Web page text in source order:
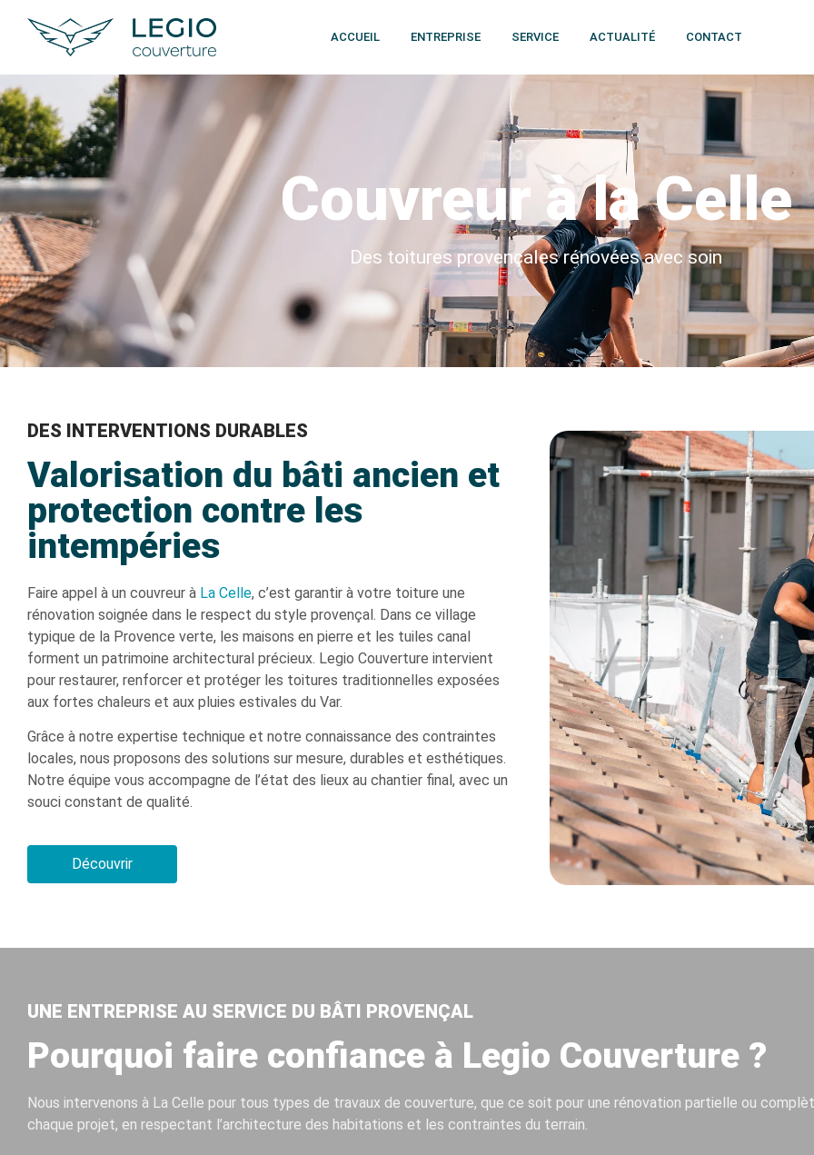
ACCUEIL ENTREPRISE SERVICE ACTUALITÉ CONTACT
Couvreur à la Celle
Des toitures provençales rénovées avec soin
DES INTERVENTIONS DURABLES
Valorisation du bâti ancien et
protection contre les
intempéries
Faire appel à un couvreur à La Celle, c’est garantir à votre toiture une
rénovation soignée dans le respect du style provençal. Dans ce village
typique de la Provence verte, les maisons en pierre et les tuiles canal
forment un patrimoine architectural précieux. Legio Couverture intervient
pour restaurer, renforcer et protéger les toitures traditionnelles exposées
aux fortes chaleurs et aux pluies estivales du Var.
Grâce à notre expertise technique et notre connaissance des contraintes
locales, nous proposons des solutions sur mesure, durables et esthétiques.
Notre équipe vous accompagne de l’état des lieux au chantier final, avec un
souci constant de qualité.
Découvrir
UNE ENTREPRISE AU SERVICE DU BÂTI PROVENÇAL
Pourquoi faire confiance à Legio Couverture ?
Nous intervenons à La Celle pour tous types de travaux de couverture, que ce soit pour une rénovation partielle ou
chaque projet, en respectant l’architecture des habitations et les contraintes du terrain.